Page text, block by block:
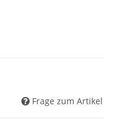
Frage zum Artikel